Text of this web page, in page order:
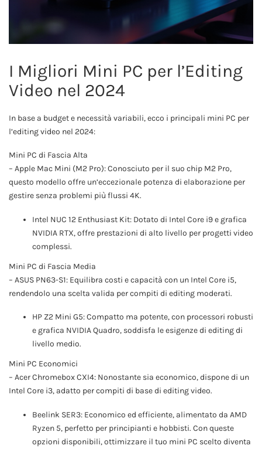
I Migliori Mini PC per l’Editing
Video nel 2024
In base a budget e necessità variabili, ecco i principali mini PC per
l’editing video nel 2024:
Mini PC di Fascia Alta
– Apple Mac Mini (M2 Pro): Conosciuto per il suo chip M2 Pro,
questo modello offre un’eccezionale potenza di elaborazione per
gestire senza problemi più flussi 4K.
Intel NUC 12 Enthusiast Kit: Dotato di Intel Core i9 e grafica
NVIDIA RTX, offre prestazioni di alto livello per progetti video
complessi.
Mini PC di Fascia Media
– ASUS PN63-S1: Equilibra costi e capacità con un Intel Core i5,
rendendolo una scelta valida per compiti di editing moderati.
HP Z2 Mini G5: Compatto ma potente, con processori robusti
e grafica NVIDIA Quadro, soddisfa le esigenze di editing di
livello medio.
Mini PC Economici
– Acer Chromebox CXI4: Nonostante sia economico, dispone di un
Intel Core i3, adatto per compiti di base di editing video.
Beelink SER3: Economico ed efficiente, alimentato da AMD
Ryzen 5, perfetto per principianti e hobbisti. Con queste
opzioni disponibili, ottimizzare il tuo mini PC scelto diventa